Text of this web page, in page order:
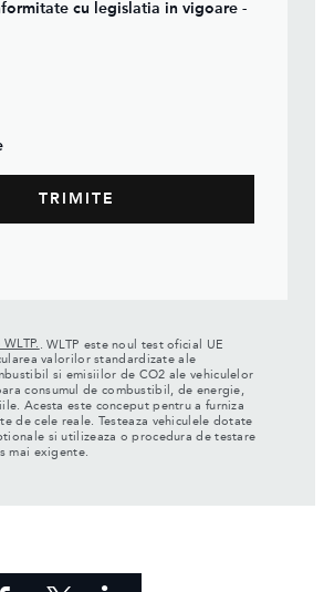
cu legislatia in vigoare -
. WLTP este noul test oficial UE
valorilor standardizate ale
si emisiilor de CO2 ale vehiculelor
consumul de combustibil, de energie,
Acesta este conceput pentru a furniza
de cele reale. Testeaza vehiculele dotate
si utilizeaza o procedura de testare
mai exigente.